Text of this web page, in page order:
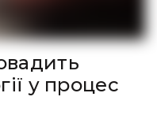
у процес